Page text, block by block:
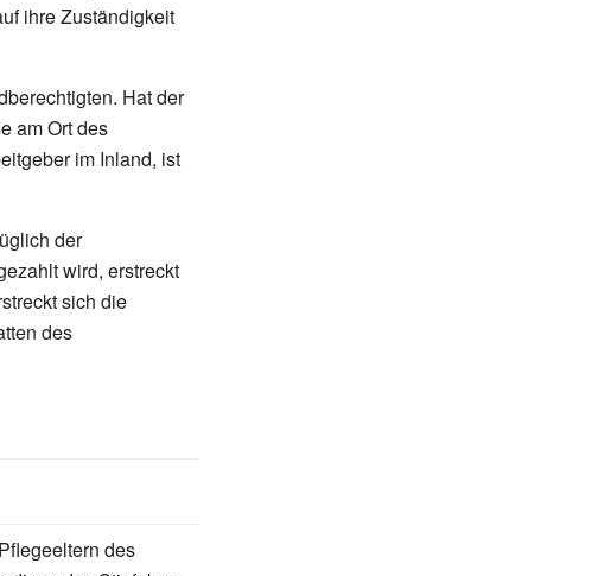
ihre Zuständigkeit
Hat der
am Ort des
im Inland, ist
der
wird, erstreckt
sich die
des
des